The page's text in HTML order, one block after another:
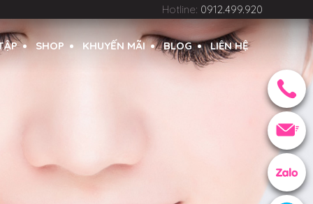
Hotline: 0912.499.920
SHOP KHUYẾN MÃI BLOG LIÊN HỆ